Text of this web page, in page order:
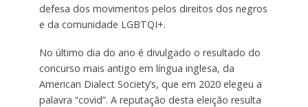
defesa dos movimentos pelos direitos dos negros
e da comunidade LGBTQI+.
No último dia do ano é divulgado o resultado do
concurso mais antigo em língua inglesa, da
American Dialect Society’s, que em 2020 elegeu a
palavra “covid”. A reputação desta eleição resulta